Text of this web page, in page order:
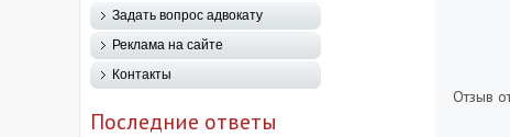
Отзыв
Задать вопрос адвокату
Реклама на сайте
Контакты
Последние ответы